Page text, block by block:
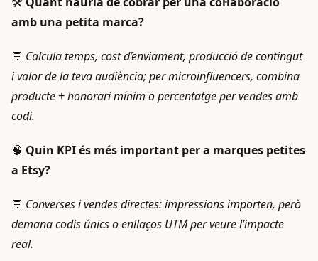
amb una petita marca?
💬 Calcula temps, cost d’enviament, producció de contingut
i valor de la teva audiència; per microinfluencers, combina
producte + honorari mínim o percentatge per vendes amb
codi.
🧠 Quin KPI és més important per a marques petites
a Etsy?
💬 Converses i vendes directes: impressions importen, però
demana codis únics o enllaços UTM per veure l’impacte
real.